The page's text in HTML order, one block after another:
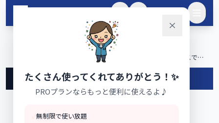
メインコンテンツへスキップ
ChatGPT vs Claude vs Gemini｜2026年版・日本のビジネスで使
い分ける完全比較 | AI活用レシピ
🤖AI活用レシピに戻る
レシピ
たくさん使ってくれてありがとう！✨
PROプランならもっと便利に使えるよ♪
無制限で使い放題